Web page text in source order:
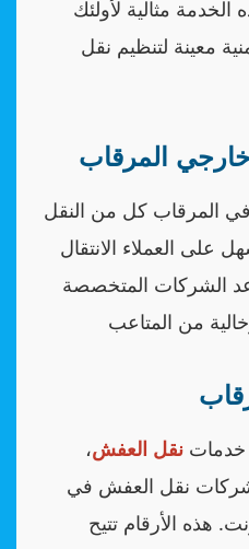
مثالية لأولئك
معينة لتنظيم نقل
المرقاب
في المرقاب كل من النقل
على العملاء الانتقال
الشركات المتخصصة
خدمات نقل العفش،
شركات نقل العفش في
هذه الأرقام تتيح